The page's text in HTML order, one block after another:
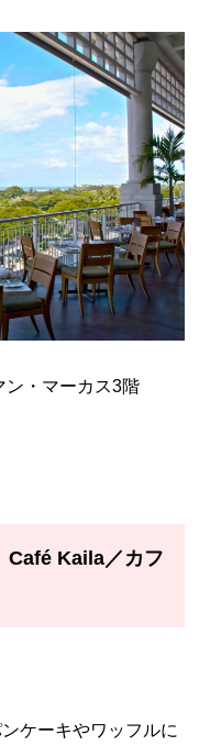
ン・マーカス3階
Café Kaila／カフ
ケーキやワッフルに